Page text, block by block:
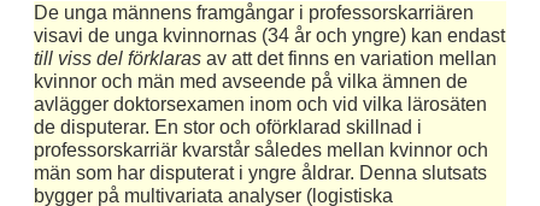
De unga männens framgångar i professorskarriären
visavi de unga kvinnornas (34 år och yngre) kan endast
till viss del förklaras av att det finns en variation mellan
kvinnor och män med avseende på vilka ämnen de
avlägger doktorsexamen inom och vid vilka lärosäten
de disputerar. En stor och oförklarad skillnad i
professorskarriär kvarstår således mellan kvinnor och
män som har disputerat i yngre åldrar. Denna slutsats
bygger på multivariata analyser (logistiska